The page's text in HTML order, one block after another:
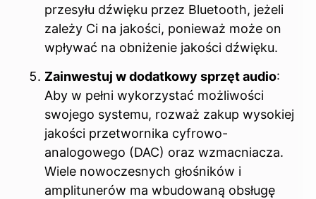
przesyłu dźwięku przez Bluetooth, jeżeli
zależy Ci na jakości, ponieważ może on
wpływać na obniżenie jakości dźwięku.
Zainwestuj w dodatkowy sprzęt audio:
Aby w pełni wykorzystać możliwości
swojego systemu, rozważ zakup wysokiej
jakości przetwornika cyfrowo-
analogowego (DAC) oraz wzmacniacza.
Wiele nowoczesnych głośników i
amplitunerów ma wbudowaną obsługę